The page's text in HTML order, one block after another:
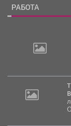
РАБОТА
ТРЕБУЕТСЯ - ОХРАННИКИ, ОХРАННИКИ-